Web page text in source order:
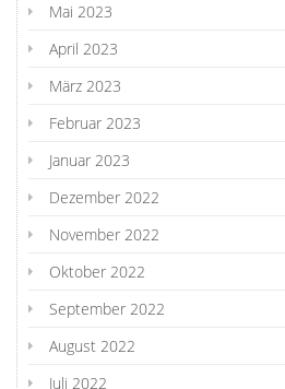
Mai 2023
April 2023
März 2023
Februar 2023
Januar 2023
Dezember 2022
November 2022
Oktober 2022
September 2022
August 2022
Juli 2022